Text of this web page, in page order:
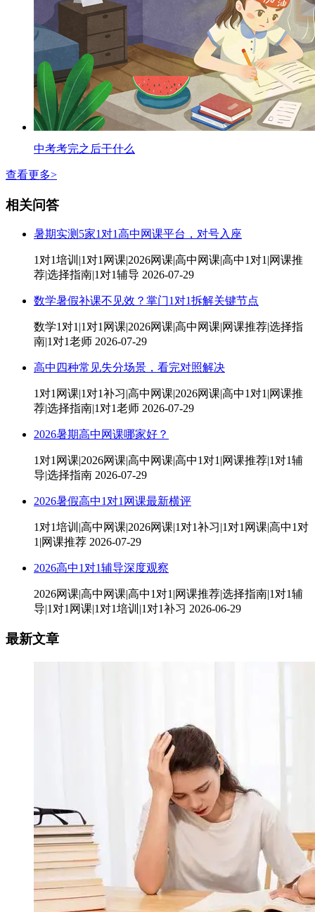
中考考完之后干什么
查看更多>
相关问答
暑期实测5家1对1高中网课平台，对号入座
1对1培训|1对1网课|2026网课|高中网课|高中1对1|网课推
荐|选择指南|1对1辅导 2026-07-29
数学暑假补课不见效？掌门1对1拆解关键节点
数学1对1|1对1网课|2026网课|高中网课|网课推荐|选择指
南|1对1老师 2026-07-29
高中四种常见失分场景，看完对照解决
1对1网课|1对1补习|高中网课|2026网课|高中1对1|网课推
荐|选择指南|1对1老师 2026-07-29
2026暑期高中网课哪家好？
1对1网课|2026网课|高中网课|高中1对1|网课推荐|1对1辅
导|选择指南 2026-07-29
2026暑假高中1对1网课最新横评
1对1培训|高中网课|2026网课|1对1补习|1对1网课|高中1对
1|网课推荐 2026-07-29
2026高中1对1辅导深度观察
2026网课|高中网课|高中1对1|网课推荐|选择指南|1对1辅
导|1对1网课|1对1培训|1对1补习 2026-06-29
最新文章